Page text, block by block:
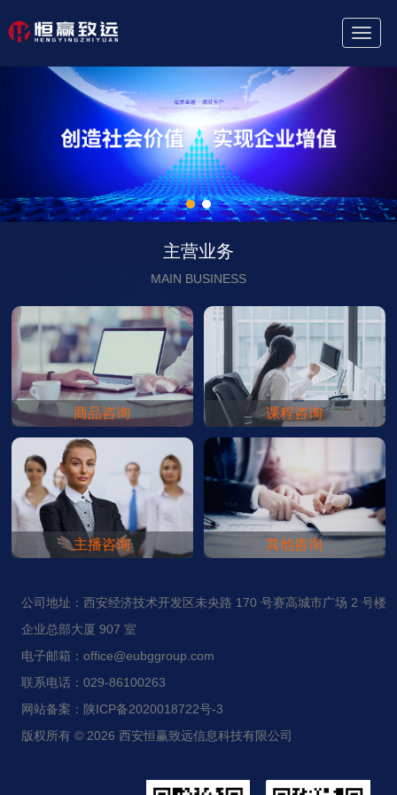
主营业务
MAIN BUSINESS
商品咨询
COMMODITY CONSULTING
课程咨询
COURSE CONSULTATION
主播咨询 其他咨询
公司地址：西安经济技术开发区未央路 170 号赛高城市广场 2 号楼
企业总部大厦 907 室
电子邮箱：office@eubggroup.com
联系电话：029-86100263
网站备案：陕ICP备2020018722号-3
版权所有 © 2026 西安恒赢致远信息科技有限公司